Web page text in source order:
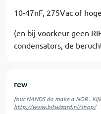
10-47nF, 275Vac of
(en bij voorkeur geen
condensators, de
rew
four NANDS do make a NOR .
http://www.bitwizard.nl/shop/